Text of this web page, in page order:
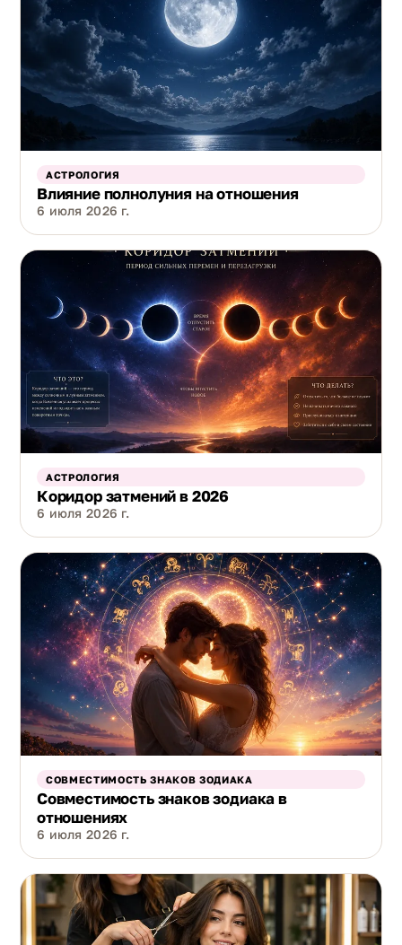
АСТРОЛОГИЯ
Влияние полнолуния на отношения
6 июля 2026 г.
АСТРОЛОГИЯ
Коридор затмений в 2026
6 июля 2026 г.
СОВМЕСТИМОСТЬ ЗНАКОВ ЗОДИАКА
Совместимость знаков зодиака в
отношениях
6 июля 2026 г.